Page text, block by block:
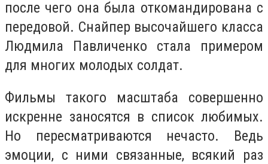
после чего она была откомандирована с
передовой. Снайпер высочайшего класса
Людмила Павличенко стала примером
для многих молодых солдат.
Фильмы такого масштаба совершенно
искренне заносятся в список любимых.
Но пересматриваются нечасто. Ведь
эмоции, с ними связанные, всякий раз